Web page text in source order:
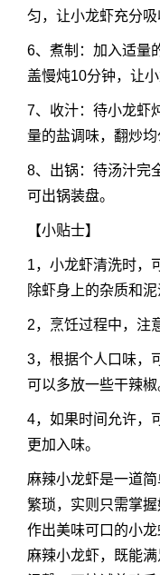
匀，让小龙虾充分吸
6、煮制：加入适量
盖慢炖10分钟，让小
7、收汁：待小龙虾
量的盐调味，翻炒均
8、出锅：待汤汁完
可出锅装盘。
【小贴士】
1，小龙虾清洗时，
除虾身上的杂质和泥
2，烹饪过程中，注
3，根据个人口味，
可以多放一些干辣椒
4，如果时间允许，
更加入味。
麻辣小龙虾是一道
繁琐，实则只需掌
作出美味可口的小
麻辣小龙虾，既能